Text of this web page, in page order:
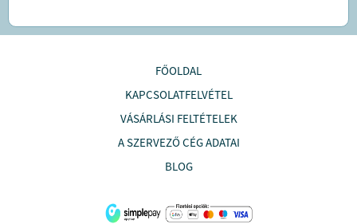
FŐOLDAL
KAPCSOLATFELVÉTEL
VÁSÁRLÁSI FELTÉTELEK
A SZERVEZŐ CÉG ADATAI
BLOG